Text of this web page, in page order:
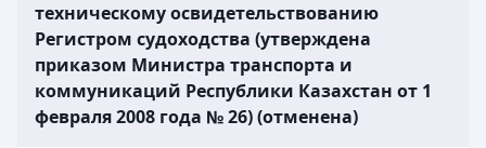
техническому освидетельствованию
Регистром судоходства (утверждена
приказом Министра транспорта и
коммуникаций Республики Казахстан от 1
февраля 2008 года № 26) (отменена)